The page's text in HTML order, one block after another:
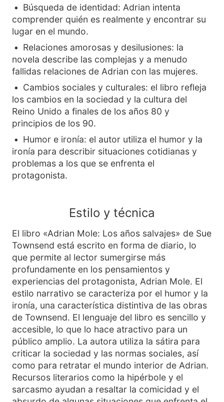
Búsqueda de identidad: Adrian intenta
comprender quién es realmente y encontrar su
lugar en el mundo.
Relaciones amorosas y desilusiones: la
novela describe las complejas y a menudo
fallidas relaciones de Adrian con las mujeres.
Cambios sociales y culturales: el libro refleja
los cambios en la sociedad y la cultura del
Reino Unido a finales de los años 80 y
principios de los 90.
Humor e ironía: el autor utiliza el humor y la
ironía para describir situaciones cotidianas y
problemas a los que se enfrenta el
protagonista.
Estilo y técnica
El libro «Adrian Mole: Los años salvajes» de Sue
Townsend está escrito en forma de diario, lo
que permite al lector sumergirse más
profundamente en los pensamientos y
experiencias del protagonista, Adrian Mole. El
estilo narrativo se caracteriza por el humor y la
ironía, una característica distintiva de las obras
de Townsend. El lenguaje del libro es sencillo y
accesible, lo que lo hace atractivo para un
público amplio. La autora utiliza la sátira para
criticar la sociedad y las normas sociales, así
como para retratar el mundo interior de Adrian.
Recursos literarios como la hipérbole y el
sarcasmo ayudan a resaltar la comicidad y el